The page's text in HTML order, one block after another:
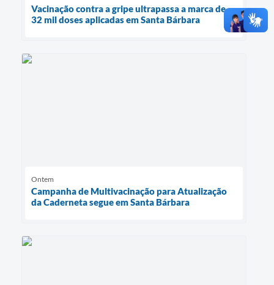
Vacinação contra a gripe ultrapassa a marca de
32 mil doses aplicadas em Santa Bárbara
Ontem
Campanha de Multivacinação para Atualização
da Caderneta segue em Santa Bárbara